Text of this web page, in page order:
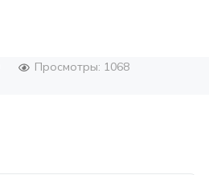
Просмотры: 1068